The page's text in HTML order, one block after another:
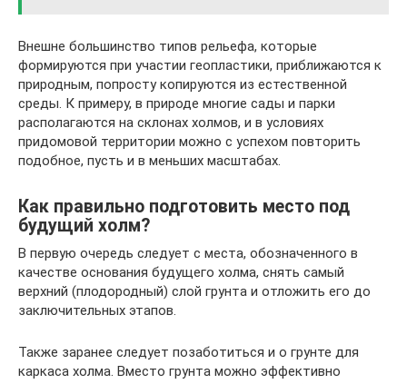
Внешне большинство типов рельефа, которые
формируются при участии геопластики, приближаются к
природным, попросту копируются из естественной
среды. К примеру, в природе многие сады и парки
располагаются на склонах холмов, и в условиях
придомовой территории можно с успехом повторить
подобное, пусть и в меньших масштабах.
Как правильно подготовить место под
будущий холм?
В первую очередь следует с места, обозначенного в
качестве основания будущего холма, снять самый
верхний (плодородный) слой грунта и отложить его до
заключительных этапов.
Также заранее следует позаботиться и о грунте для
каркаса холма. Вместо грунта можно эффективно